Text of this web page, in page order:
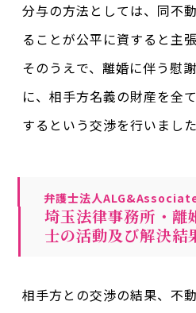
分与の方法としては、同不
ることが公平に資すると主
そのうえで、離婚に伴う慰
に、相手方名義の財産を全
するという交渉を行いました
弁護士法人
埼玉法律事務所・離
士の活動及び解決結
相手方との交渉の結果、不